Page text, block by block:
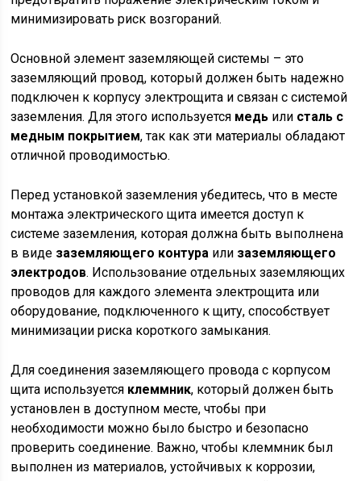
минимизировать риск возгораний.
Основной элемент заземляющей системы – это
заземляющий провод, который должен быть надежно
подключен к корпусу электрощита и связан с системой
заземления. Для этого используется медь или сталь с
медным покрытием, так как эти материалы обладают
отличной проводимостью.
Перед установкой заземления убедитесь, что в месте
монтажа электрического щита имеется доступ к
системе заземления, которая должна быть выполнена
в виде заземляющего контура или заземляющего
электродов. Использование отдельных заземляющих
проводов для каждого элемента электрощита или
оборудование, подключенного к щиту, способствует
минимизации риска короткого замыкания.
Для соединения заземляющего провода с корпусом
щита используется клеммник, который должен быть
установлен в доступном месте, чтобы при
необходимости можно было быстро и безопасно
проверить соединение. Важно, чтобы клеммник был
выполнен из материалов, устойчивых к коррозии,